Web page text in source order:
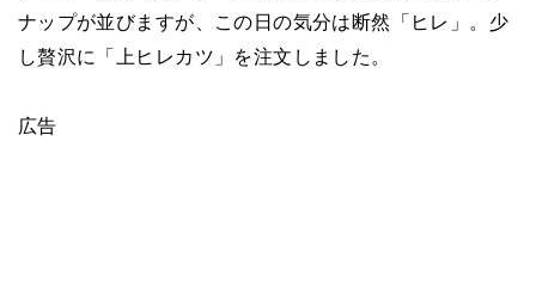
ナップが並びますが、この日の気分は断然「ヒレ」。少
し贅沢に「上ヒレカツ」を注文しました。
広告